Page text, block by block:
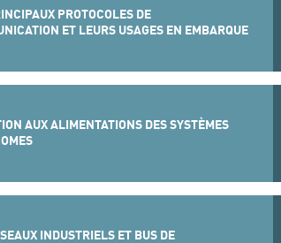
PROTOCOLES DE
ET LEURS USAGES EN EMBARQUE
AUX ALIMENTATIONS DES SYSTÈMES
INDUSTRIELS ET BUS DE